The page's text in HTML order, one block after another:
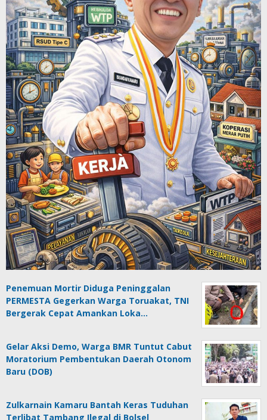
Penemuan Mortir Diduga Peninggalan
PERMESTA Gegerkan Warga Toruakat, TNI
Bergerak Cepat Amankan Loka…
Gelar Aksi Demo, Warga BMR Tuntut Cabut
Moratorium Pembentukan Daerah Otonom
Baru (DOB)
Zulkarnain Kamaru Bantah Keras Tuduhan
Terlibat Tambang Ilegal di Bolsel